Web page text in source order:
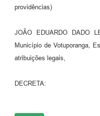
Editais
Links
Telefones Úteis
providências)
JOÃO EDUARDO DADO
Município de Votuporanga,
atribuições legais,
DECRETA: